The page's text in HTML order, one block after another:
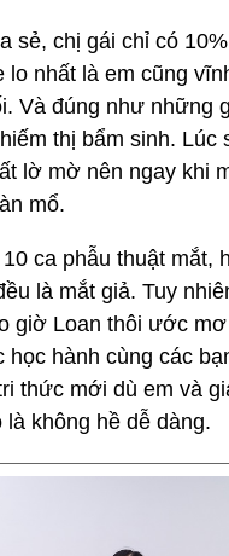
sẻ, chị gái chỉ có
lo nhất là em cũng
Và đúng như những
thị bẩm sinh. Lúc
lờ mờ nên ngay khi
mổ.
ca phẫu thuật mắt,
là mắt giả. Tuy
giờ Loan thôi ước
hành cùng các
thức mới dù em và
là không hề dễ dàng.